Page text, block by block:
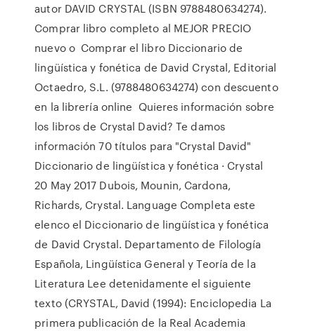
autor DAVID CRYSTAL (ISBN 9788480634274).
Comprar libro completo al MEJOR PRECIO
nuevo o Comprar el libro Diccionario de
lingüística y fonética de David Crystal, Editorial
Octaedro, S.L. (9788480634274) con descuento
en la librería online Quieres información sobre
los libros de Crystal David? Te damos
información 70 títulos para "Crystal David"
Diccionario de lingüística y fonética · Crystal
20 May 2017 Dubois, Mounin, Cardona,
Richards, Crystal. Language Completa este
elenco el Diccionario de lingüística y fonética
de David Crystal. Departamento de Filología
Española, Lingüística General y Teoría de la
Literatura Lee detenidamente el siguiente
texto (CRYSTAL, David (1994): Enciclopedia La
primera publicación de la Real Academia